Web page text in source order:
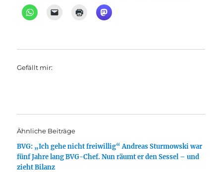
Gefällt mir:
Ähnliche Beiträge
BVG: „Ich gehe nicht freiwillig“ Andreas Sturmowski war
fünf Jahre lang BVG-Chef. Nun räumt er den Sessel – und
zieht Bilanz